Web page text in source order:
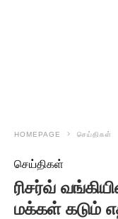
HOMEPAGE செய்திகள்
செய்திகள்
ரிசர்வ்
மக்கள் கடும்